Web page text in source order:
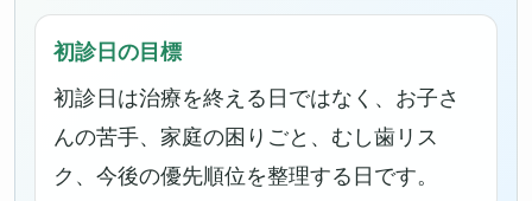
初診日の目標
初診日は治療を終える日ではなく、お子さ
んの苦手、家庭の困りごと、むし歯リス
ク、今後の優先順位を整理する日です。